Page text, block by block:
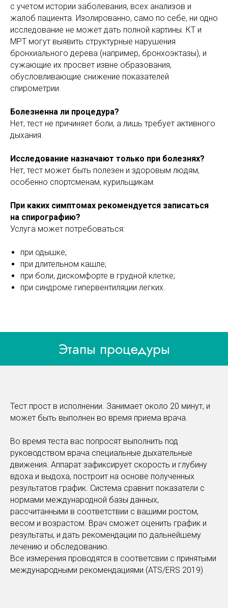
с учетом истории заболевания, всех анализов и
жалоб пациента. Изолированно, само по себе, ни одно
исследование не может дать полной картины. КТ и
МРТ могут выявить структурные нарушения
бронхиального дерева (например, бронхоэктазы), и
сужающие их просвет извне образования,
обусловливающие снижение показателей
спирометрии.
Болезненна ли процедура?
Нет, тест не причиняет боли, а лишь требует активного
дыхания.
Исследование назначают только при болезнях?
Нет, тест может быть полезен и здоровым людям,
особенно спортсменам, курильщикам.
При каких симптомах рекомендуется записаться
на спирографию?
Услуга может потребоваться:
при одышке;
при длительном кашле;
при боли, дискомфорте в грудной клетке;
при синдроме гипервентиляции легких.
Этапы процедуры
Тест прост в исполнении. Занимает около 20 минут, и
может быть выполнен во время приема врача.
Во время теста вас попросят выполнить под
руководством врача специальные дыхательные
движения. Аппарат зафиксирует скорость и глубину
вдоха и выдоха, построит на основе полученных
результатов график. Система сравнит показатели с
нормами международной базы данных,
рассчитанными в соответствии с вашими ростом,
весом и возрастом. Врач сможет оценить график и
результаты, и дать рекомендации по дальнейшему
лечению и обследованию.
Все измерения проводятся в соответсвии с принятыми
международными рекомендациями (ATS/ERS 2019)